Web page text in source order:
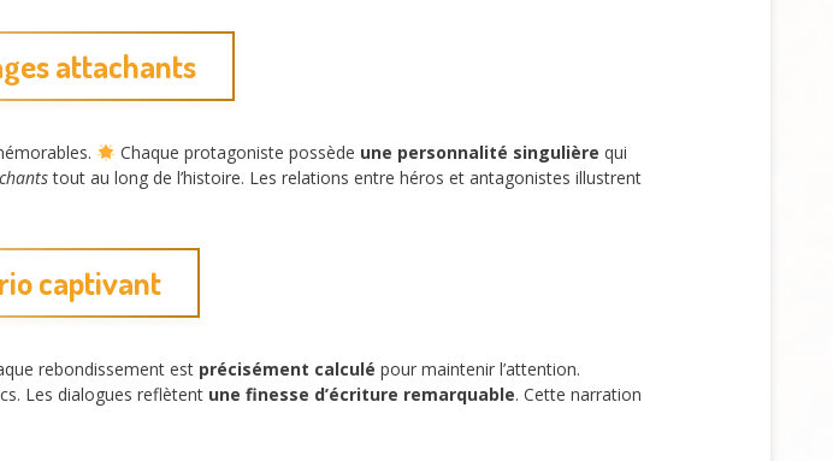
attachants
Chaque protagoniste possède une personnalité singulière qui
tout au long de l’histoire. Les relations entre héros et antagonistes illustrent
captivant
rebondissement est précisément calculé pour maintenir l’attention.
Les dialogues reflètent une finesse d’écriture remarquable. Cette narration